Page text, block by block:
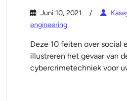
Juni 10, 2021
engineering
Deze 10 feiten over social
illustreren het gevaar van
cybercrimetechniek voor